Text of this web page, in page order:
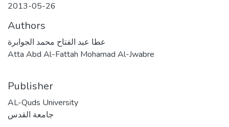
2013-05-26
Authors
عطا عبد الفتاح محمد الجوابرة
Atta Abd Al-Fattah Mohamad Al-Jwabre
Publisher
AL-Quds University
جامعة القدس